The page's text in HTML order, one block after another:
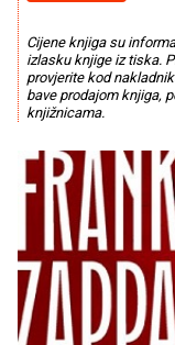
Cijene knjiga su
izlasku knjige iz tiska.
provjerite kod
bave prodajom knjiga,
knjižnicama.